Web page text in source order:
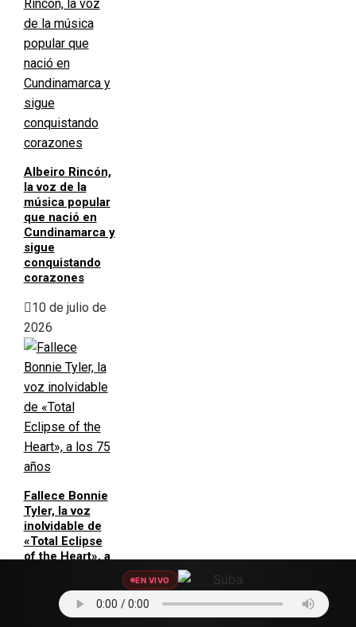
Albeiro Rincón,
la voz de la
música popular
que nació en
Cundinamarca y
sigue
conquistando
corazones
10 de julio de
2026
Fallece Bonnie
Tyler, la voz
inolvidable de
«Total Eclipse
of the Heart», a
9 de julio de
EN VIVO